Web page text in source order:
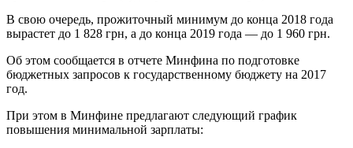
В свою очередь, прожиточный минимум до конца 2018 года
вырастет до 1 828 грн, а до конца 2019 года — до 1 960 грн.
Об этом сообщается в отчете Минфина по подготовке
бюджетных запросов к государственному бюджету на 2017
год.
При этом в Минфине предлагают следующий график
повышения минимальной зарплаты: